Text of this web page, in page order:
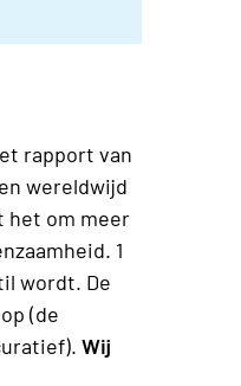
rapport van
wereldwijd
het om meer
1
wordt. De
(de
Wij